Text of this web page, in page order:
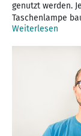
genutzt werden.
Taschenlampe
Weiterlesen